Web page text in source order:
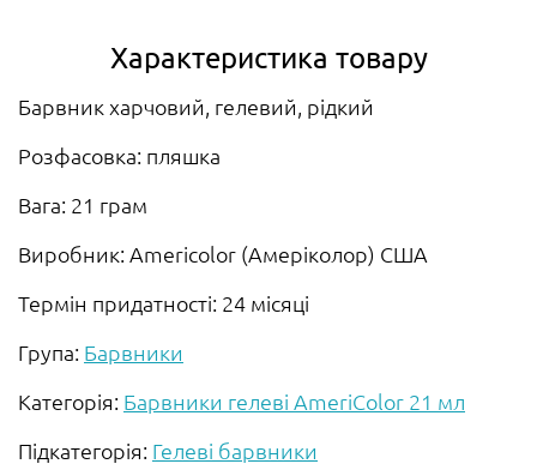
Характеристика товару
Барвник харчовий, гелевий, рідкий
Розфасовка: пляшка
Вага: 21 грам
Виробник: Americolor (Амеріколор) США
Термін придатності: 24 місяці
Група: Барвники
Категорія: Барвники гелеві AmeriColor 21 мл
Підкатегорія: Гелеві барвники